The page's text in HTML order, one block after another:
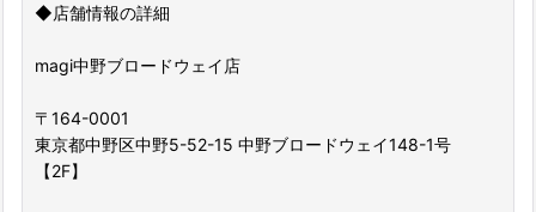
◆店舗情報の詳細
magi中野ブロードウェイ店
〒164-0001
東京都中野区中野5-52-15 中野ブロードウェイ148-1号
【2F】